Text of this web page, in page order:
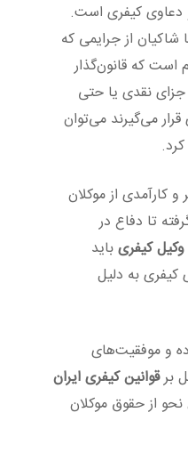
دعاوی کیفری است.
از جرایمی که
که قانون‌گذار
نقدی یا حتی
می‌گیرند می‌توان
کارآمدی از موکلان
تا دفاع در
وکیل کیفریباید
کیفری به دلیل
و موفقیت‌های
برقوانین کیفری ایران
از حقوق موکلان